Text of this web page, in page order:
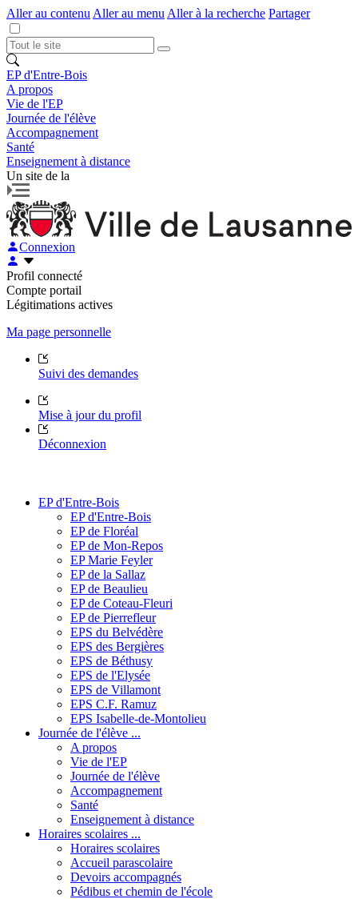
Aller au contenu Aller au menu Aller à la recherche Partager
EP d'Entre-Bois
A propos
Vie de l'EP
Journée de l'élève
Accompagnement
Santé
Enseignement à distance
Un site de la
Connexion
Profil connecté
Compte portail
Légitimations actives
Ma page personnelle
Suivi des demandes
Mise à jour du profil
Déconnexion
EP d'Entre-Bois
EP d'Entre-Bois
EP de Floréal
EP de Mon-Repos
EP Marie Feyler
EP de la Sallaz
EP de Beaulieu
EP de Coteau-Fleuri
EP de Pierrefleur
EPS du Belvédère
EPS des Bergières
EPS de Béthusy
EPS de l'Elysée
EPS de Villamont
EPS C.F. Ramuz
EPS Isabelle-de-Montolieu
Journée de l'élève ...
A propos
Vie de l'EP
Journée de l'élève
Accompagnement
Santé
Enseignement à distance
Horaires scolaires ...
Horaires scolaires
Accueil parascolaire
Devoirs accompagnés
Pédibus et chemin de l'école